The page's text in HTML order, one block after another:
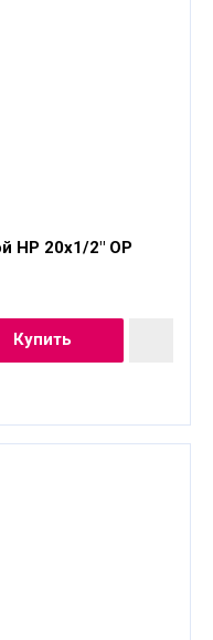
НР 20x1/2" OP